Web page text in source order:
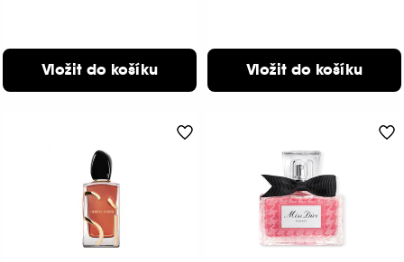
Vložit do košíku Vložit do košíku